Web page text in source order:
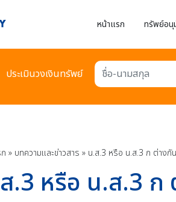
หน้าแรก ทรัพย์อนุ
ประเมินวงเงินทรัพย์ ชื่อ-นามสกุล
» บทความเเละข่าวสาร » น.ส.3 หรือ น.ส.3 ก ต่างกั
.3 หรือ น.ส.3 ก